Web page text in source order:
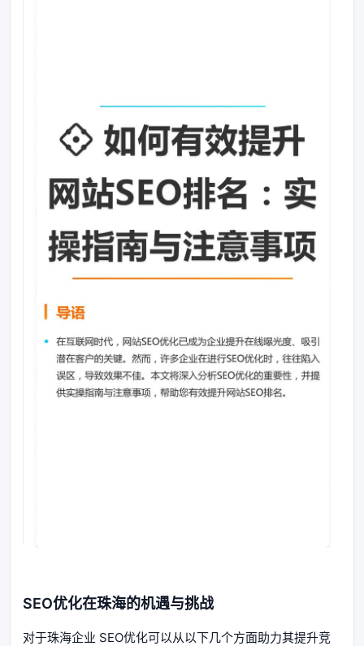
SEO优化在珠海的机遇与挑战
对于珠海企业 SEO优化可以从以下几个方面助力其提升竞